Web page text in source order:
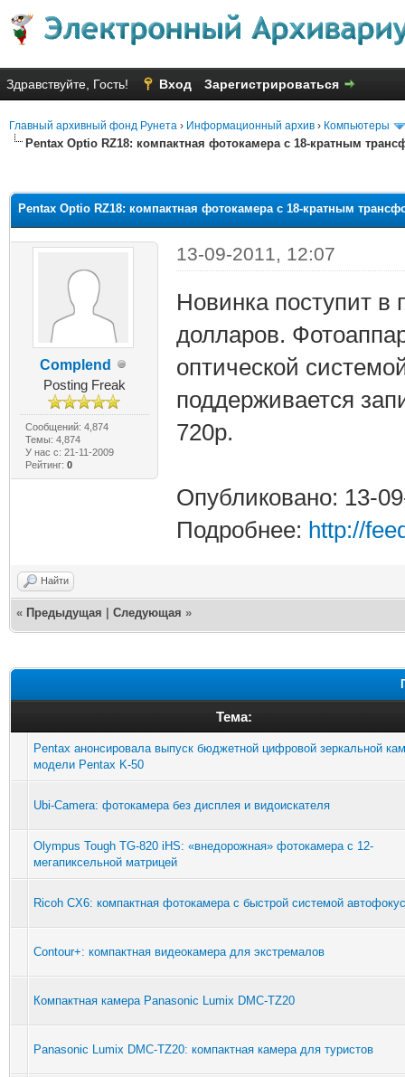
Здравствуйте, Гость! Вход Зарегистрироваться
Главный архивный фонд Рунета › Информационный архив › Компьютеры
Pentax Optio RZ18: компактная фотокамера с 18-кратным
Pentax Optio RZ18: компактная фотокамера с 18-кратным
Complend
Posting Freak
Сообщений: 4,874
Темы: 4,874
У нас с: 21-11-2009
Рейтинг: 0
13-09-2011, 12:07
Новинка поступит в
долларов.
оптической
поддерживается
720р.
Опубликовано: 13-
Подробнее: http://
Найти
« Предыдущая Следующая »
Тема:
Pentax анонсировала выпуск бюджетной цифровой зеркальной
модели Pentax K-50
Ubi-Camera: фотокамера без дисплея и видоискателя
Olympus Tough TG-820 iHS: «внедорожная» фотокамера с 12-
мегапиксельной матрицей
Ricoh CX6: компактная фотокамера с быстрой системой
Contour+: компактная видеокамера для экстремалов
Компактная камера Panasonic Lumix DMC-TZ20
Panasonic Lumix DMC-TZ20: компактная камера для туристов